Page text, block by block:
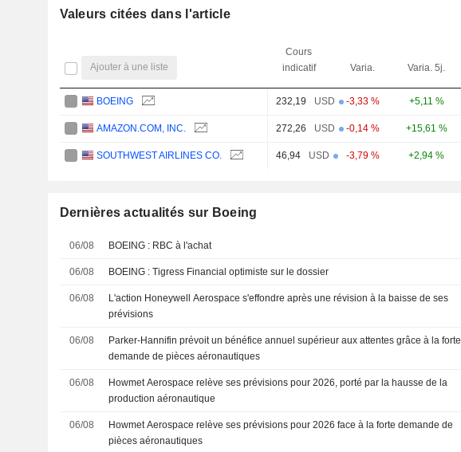
Valeurs citées dans l'article
Ajouter à une liste
Cours
indicatif
Varia. Varia. 5j.
BOEING 232,19 USD -3,33 % +5,11 %
AMAZON.COM, INC. 272,26 USD -0,14 % +15,61 %
SOUTHWEST AIRLINES CO. 46,94 USD -3,79 % +2,94 %
Dernières actualités sur Boeing
06/08 BOEING : RBC à l'achat
06/08 BOEING : Tigress Financial optimiste sur le dossier
06/08
L'action Honeywell Aerospace s'effondre après une révision à la baisse de ses
prévisions
06/08
Parker-Hannifin prévoit un bénéfice annuel supérieur aux attentes grâce à la forte
demande de pièces aéronautiques
06/08
Howmet Aerospace relève ses prévisions pour 2026, porté par la hausse de la
production aéronautique
06/08
Howmet Aerospace relève ses prévisions pour 2026 face à la forte demande de
pièces aéronautiques